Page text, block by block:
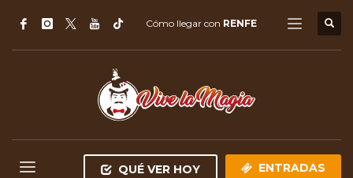
Cómo llegar con RENFE
QUÉ VER HOY ENTRADAS